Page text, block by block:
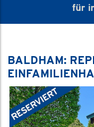
für
BALDHAM: